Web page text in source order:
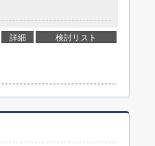
詳細 検討リスト